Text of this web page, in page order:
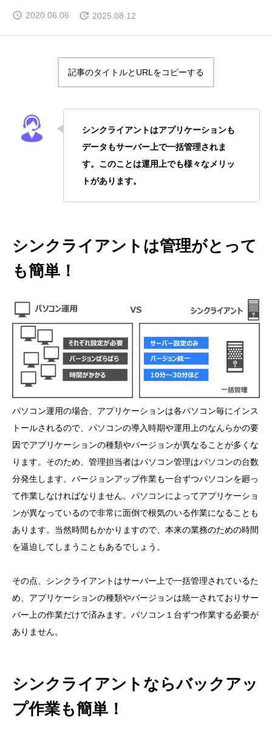
2020.06.06 2025.08.12
記事のタイトルとURLをコピーする
シンクライアントはアプリケーションも
データもサーバー上で一括管理されま
す。このことは運用上でも様々なメリッ
トがあります。
シンクライアントは管理がとって
も簡単！
パソコン運用の場合、アプリケーションは各パソコン毎にインス
トールされるので、パソコンの導入時期や運用上のなんらかの要
因でアプリケーションの種類やバージョンが異なることが多くな
ります。そのため、管理担当者はパソコン管理はパソコンの台数
分発生します。バージョンアップ作業も一台ずつパソコンを廻っ
て作業しなければなりません。パソコンによってアプリケーショ
ンが異なっているので非常に面倒で根気のいる作業になることも
あります。当然時間もかかりますので、本来の業務のための時間
を逼迫してしまうこともあるでしょう。
その点、シンクライアントはサーバー上で一括管理されているた
め、アプリケーションの種類やバージョンは統一されておりサー
バー上の作業だけで済みます。パソコン１台ずつ作業する必要が
ありません。
シンクライアントならバックアッ
プ作業も簡単！